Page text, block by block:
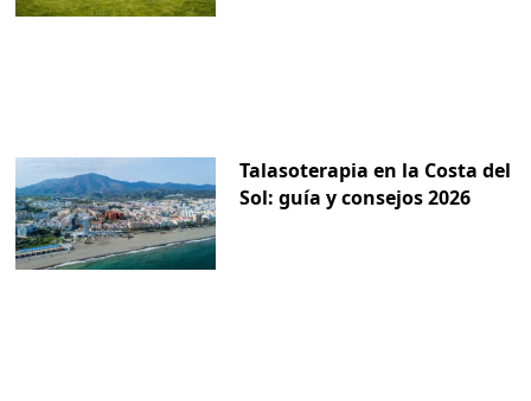
Talasoterapia en la Costa del
Sol: guía y consejos 2026